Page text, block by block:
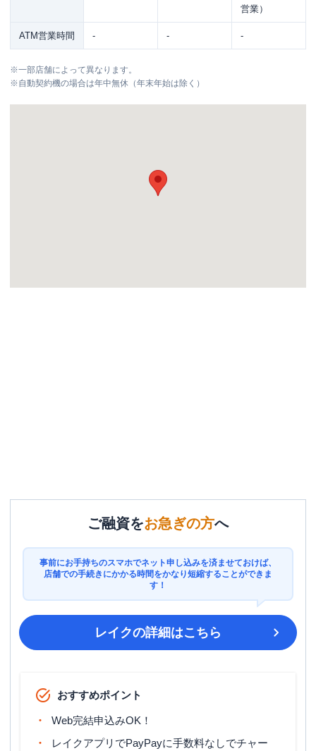
営業）
ATM営業時間 - - -
※一部店舗によって異なります。
※自動契約機の場合は年中無休（年末年始は除く）
ご融資をお急ぎの方へ
事前にお手持ちのスマホでネット申し込みを済ませておけば、
店舗での手続きにかかる時間をかなり短縮することができま
す！
レイクの詳細はこちら
おすすめポイント
Web完結申込みOK！
レイクアプリでPayPayに手数料なしでチャー